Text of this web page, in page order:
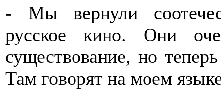
- Мы вернули
русское кино. Они
существование, но
Там говорят на моем